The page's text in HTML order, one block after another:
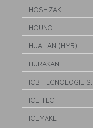
HOSHIZAKI
HOUNO
HUALIAN (HMR)
HURAKAN
ICB TECNOLOGIE
ICE TECH
ICEMAKE